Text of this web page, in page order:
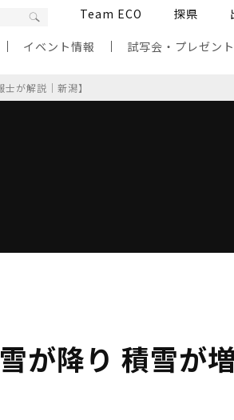
Team ECO 探県
イベント情報 試写会・プレゼント
が解説｜新潟】
が降り 積雪が